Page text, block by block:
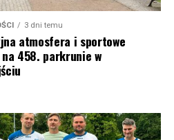
3 dni temu
atmosfera i sportowe
458. parkrunie w